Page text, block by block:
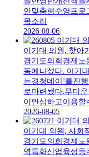
인맞춤형수영프로
목소리
2026-08-06
이기대 의원, 찾아
경기도의회경제노
동에나섰다. 이기
는경청데이’를진
로마련됐다.무더
이안심하고이용
2026-08-05
이기대 의원, 사회
경기도의회경제노
역특화산업육성등